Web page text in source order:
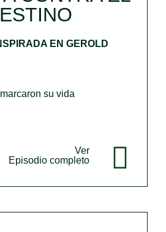
EN GEROLD
su vida
Ver
Episodio completo